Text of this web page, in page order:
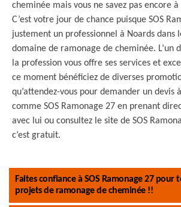
cheminée mais vous ne savez pas encore
C’est votre jour de chance puisque SOS
justement un professionnel à Noards dans
domaine de ramonage de cheminée. L’un
la profession vous offre ses services et
ce moment bénéficiez de diverses
qu’attendez-vous pour demander un devis
comme SOS Ramonage 27 en prenant
avec lui ou consultez le site de SOS
c’est gratuit.
Faites confiance à SOS Ramonage 27 pour
projets de ramonage de cheminée !!